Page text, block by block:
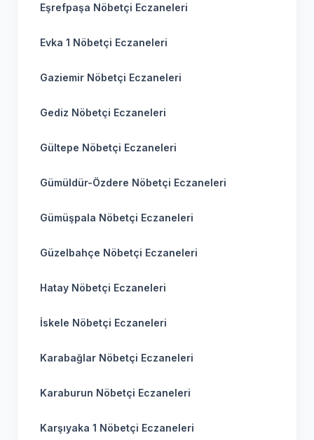
Eşrefpaşa Nöbetçi Eczaneleri
Evka 1 Nöbetçi Eczaneleri
Gaziemir Nöbetçi Eczaneleri
Gediz Nöbetçi Eczaneleri
Gültepe Nöbetçi Eczaneleri
Gümüldür-Özdere Nöbetçi Eczaneleri
Gümüşpala Nöbetçi Eczaneleri
Güzelbahçe Nöbetçi Eczaneleri
Hatay Nöbetçi Eczaneleri
İskele Nöbetçi Eczaneleri
Karabağlar Nöbetçi Eczaneleri
Karaburun Nöbetçi Eczaneleri
Karşıyaka 1 Nöbetçi Eczaneleri